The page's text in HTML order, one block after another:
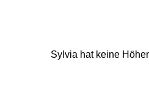
Sylvia hat keine